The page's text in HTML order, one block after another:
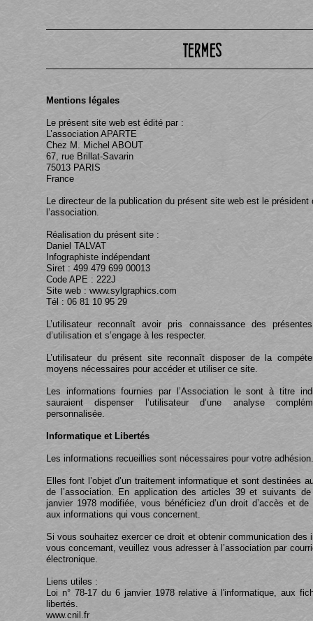
Mentions légales
Le présent site web est édité par :
L’association APARTE
Chez M. Michel ABOUT
67, rue Brillat-Savarin
75013 PARIS
France
Le directeur de la publication du présent site web est le président
l’association.
Réalisation du présent site :
Daniel TALVAT
Infographiste indépendant
Siret : 499 479 699 00013
Code APE : 222J
Site web : www.sylgraphics.com
Tél : 06 81 10 95 29
L’utilisateur reconnaît avoir pris connaissance des
d’utilisation et s’engage à les respecter.
L’utilisateur du présent site reconnaît disposer de la
moyens nécessaires pour accéder et utiliser ce site.
Les informations fournies par l’Association le sont à titre
sauraient dispenser l’utilisateur d’une analyse
personnalisée.
Informatique et Libertés
Les informations recueillies sont nécessaires pour votre adhésion.
Elles font l’objet d’un traitement informatique et sont destinées
de l’association. En application des articles 39 et suivants
janvier 1978 modifiée, vous bénéficiez d’un droit d’accès et de
aux informations qui vous concernent.
Si vous souhaitez exercer ce droit et obtenir communication des
vous concernant, veuillez vous adresser à l’association par
électronique.
Liens utiles :
Loi n° 78-17 du 6 janvier 1978 relative à l'informatique, aux
libertés.
www.cnil.fr